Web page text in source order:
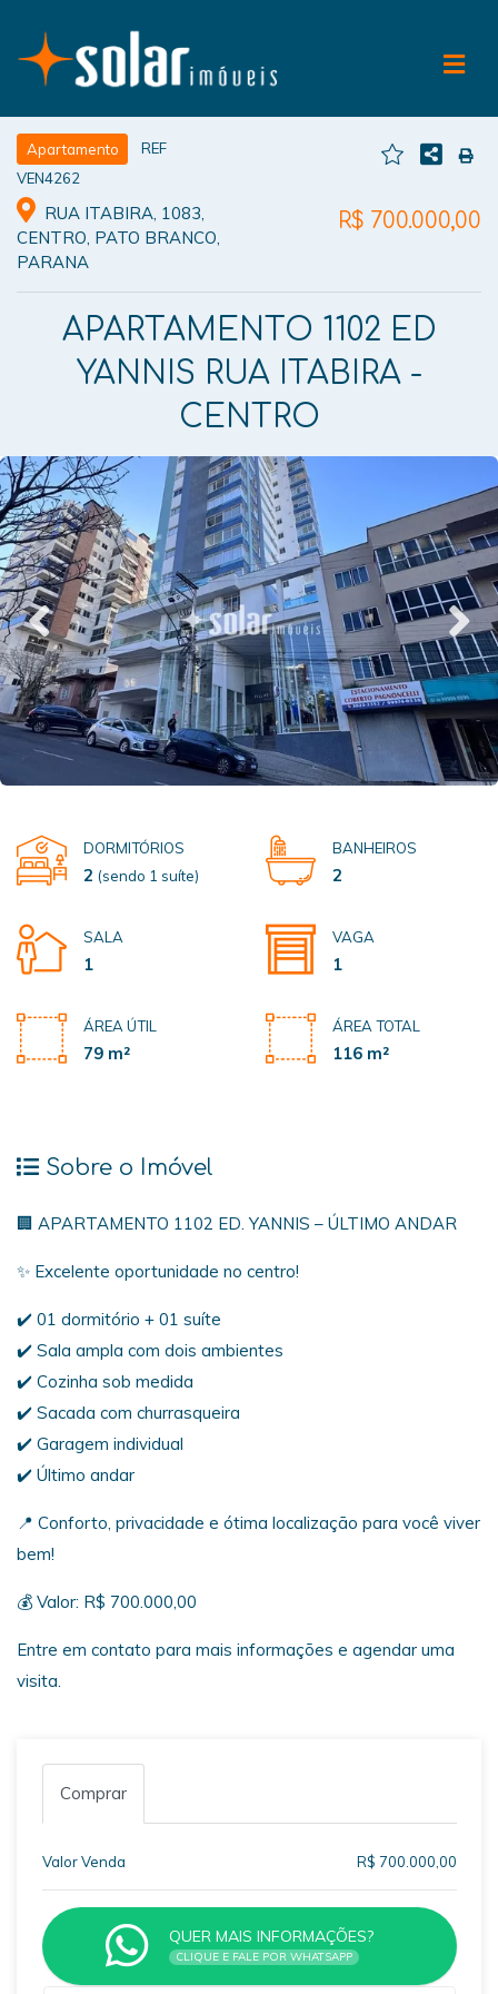
Apartamento
REF
VEN4262
RUA ITABIRA, 1083,
CENTRO, PATO BRANCO,
PARANA
R$ 700.000,00
APARTAMENTO 1102 ED
YANNIS RUA ITABIRA -
CENTRO
DORMITÓRIOS
2 (sendo 1 suíte)
BANHEIROS
2
SALA
1
VAGA
1
ÁREA ÚTIL
79 m²
ÁREA TOTAL
116 m²
Sobre o Imóvel
🏢 APARTAMENTO 1102 ED. YANNIS – ÚLTIMO ANDAR
✨ Excelente oportunidade no centro!
✔️ 01 dormitório + 01 suíte
✔️ Sala ampla com dois ambientes
✔️ Cozinha sob medida
✔️ Sacada com churrasqueira
✔️ Garagem individual
✔️ Último andar
📍 Conforto, privacidade e ótima localização para você viver
bem!
💰 Valor: R$ 700.000,00
Entre em contato para mais informações e agendar uma
visita.
Comprar
Valor Venda R$ 700.000,00
QUER MAIS INFORMAÇÕES?
CLIQUE E FALE POR WHATSAPP